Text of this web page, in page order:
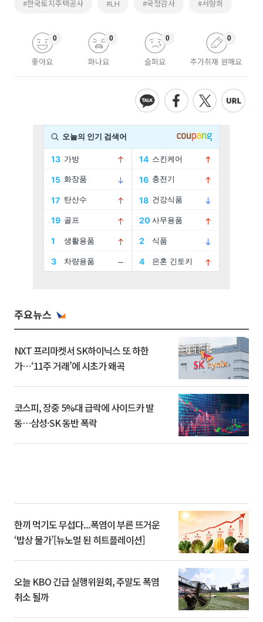
#한국토지주택공사 #LH #국정감사 #서향희
좋아요
0
화나요
0
슬퍼요
0
추가취재 원해요
0
주요뉴스
NXT 프리마켓서 SK하이닉스 또 하한
가⋯‘11주 거래’에 시초가 왜곡
코스피, 장중 5%대 급락에 사이드카 발
동…삼성·SK 동반 폭락
한끼 먹기도 무섭다...폭염이 부른 뜨거운
‘밥상 물가’[뉴노멀 된 히트플레이션]
오늘 KBO 긴급 실행위원회, 주말도 폭염
취소 될까